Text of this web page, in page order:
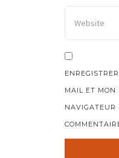
MAIL ET MON
NAVIGATEUR